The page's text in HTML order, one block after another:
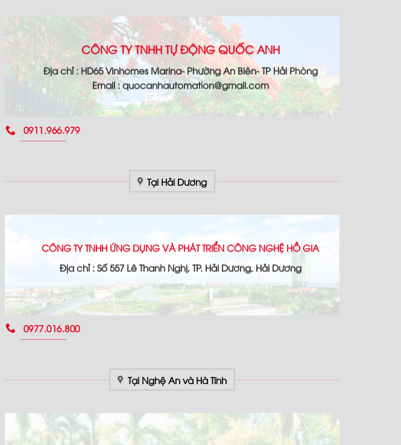
CÔNG TY TNHH TỰ ĐỘNG QUỐC ANH
Địa chỉ : HD65 Vinhomes Marina- Phường An Biên- TP Hải Phòng
Email : quocanhautomation@gmail.com
0911.966.979
Tại Hải Dương
CÔNG TY TNHH ỨNG DỤNG VÀ PHÁT TRIỂN CÔNG NGHỆ HỒ GIA
Địa chỉ : Số 557 Lê Thanh Nghị, TP. Hải Dương, Hải Dương
0977.016.800
Tại Nghệ An và Hà Tĩnh